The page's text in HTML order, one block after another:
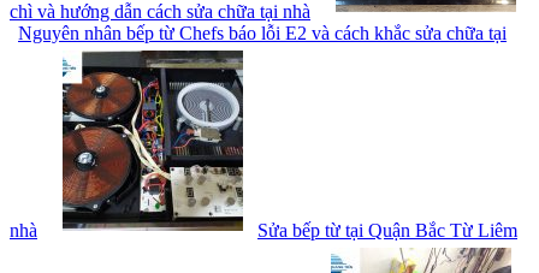
chì và hướng dẫn cách sửa chữa tại nhà
Nguyên nhân bếp từ Chefs báo lỗi E2 và cách khắc sửa chữa tại
nhà Sửa bếp từ tại Quận Bắc Từ Liêm